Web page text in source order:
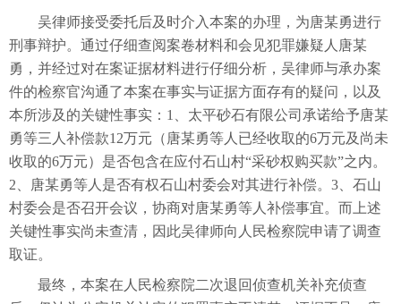
吴律师接受委托后及时介入本案的办理，为唐某勇进行
刑事辩护。通过仔细查阅案卷材料和会见犯罪嫌疑人唐某
勇，并经过对在案证据材料进行仔细分析，吴律师与承办案
件的检察官沟通了本案在事实与证据方面存有的疑问，以及
本所涉及的关键性事实：1、太平砂石有限公司承诺给予唐某
勇等三人补偿款12万元（唐某勇等人已经收取的6万元及尚未
收取的6万元）是否包含在应付石山村“采砂权购买款”之内。
2、唐某勇等人是否有权石山村委会对其进行补偿。3、石山
村委会是否召开会议，协商对唐某勇等人补偿事宜。而上述
关键性事实尚未查清，因此吴律师向人民检察院申请了调查
取证。
最终，本案在人民检察院二次退回侦查机关补充侦查